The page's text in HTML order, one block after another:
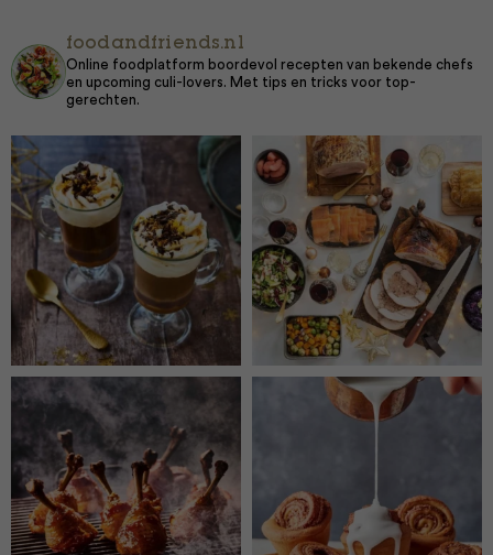
foodandfriends.nl
Online foodplatform boordevol recepten van bekende chefs
en upcoming culi-lovers. Met tips en tricks voor top-
gerechten.